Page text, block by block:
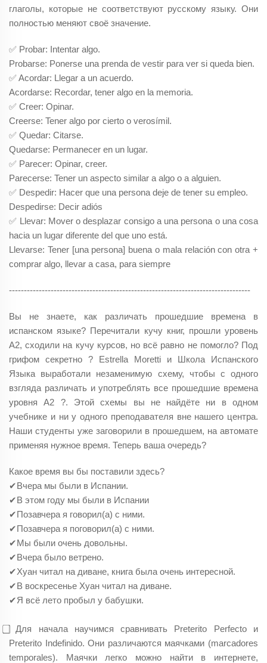
глаголы, которые не соответствуют русскому языку. Они
полностью меняют своё значение.
✅ Probar: Intentar algo.
Probarse: Ponerse una prenda de vestir para ver si queda bien.
✅ Acordar: Llegar a un acuerdo.
Acordarse: Recordar, tener algo en la memoria.
✅ Creer: Opinar.
Creerse: Tener algo por cierto o verosímil.
✅ Quedar: Citarse.
Quedarse: Permanecer en un lugar.
✅ Parecer: Opinar, creer.
Parecerse: Tener un aspecto similar a algo o a alguien.
✅ Despedir: Hacer que una persona deje de tener su empleo.
Despedirse: Decir adiós
✅ Llevar: Mover o desplazar consigo a una persona o una cosa
hacia un lugar diferente del que uno está.
Llevarse: Tener [una persona] buena o mala relación con otra +
comprar algo, llevar a casa, para siempre
---------------------------------------------------------------------------------
Вы не знаете, как различать прошедшие времена в
испанском языке? Перечитали кучу книг, прошли уровень
А2, сходили на кучу курсов, но всё равно не помогло? Под
грифом секретно ? Estrella Moretti и Школа Испанского
Языка выработали незаменимую схему, чтобы с одного
взгляда различать и употреблять все прошедшие времена
уровня А2 ?. Этой схемы вы не найдёте ни в одном
учебнике и ни у одного преподавателя вне нашего центра.
Наши студенты уже заговорили в прошедшем, на автомате
применяя нужное время. Теперь ваша очередь?
Какое время вы бы поставили здесь?
✔Вчера мы были в Испании.
✔В этом году мы были в Испании
✔Позавчера я говорил(а) с ними.
✔Позавчера я поговорил(а) с ними.
✔Мы были очень довольны.
✔Вчера было ветрено.
✔Хуан читал на диване, книга была очень интересной.
✔В воскресенье Хуан читал на диване.
✔Я всё лето пробыл у бабушки.
⃣ Для начала научимся сравнивать Preterito Perfecto и
Preterito Indefinido. Они различаются маячками (marcadores
temporales). Маячки легко можно найти в интернете,